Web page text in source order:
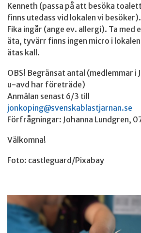
Kenneth (passa på att besöka
finns utedass vid lokalen vi besöker).
Fika ingår (ange ev. allergi). Ta med
äta, tyvärr finns ingen micro i lokalen
ätas kall.
OBS! Begränsat antal (medlemmar i
u-avd har företräde)
Anmälan senast 6/3 till
jonkoping@svenskablastjarnan.se
Förfrågningar: Johanna Lundgren,
Välkomna!
Foto: castleguard/Pixabay